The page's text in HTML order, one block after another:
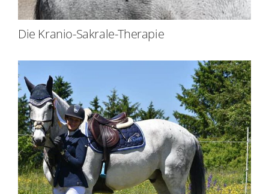
Die Kranio-Sakrale-Therapie